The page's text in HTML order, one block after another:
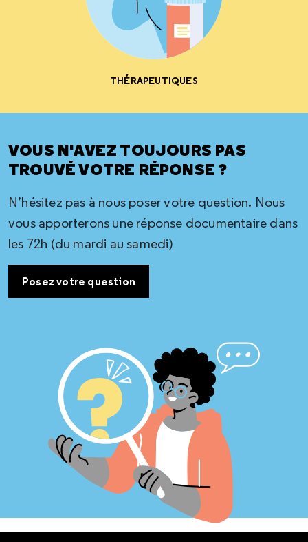
THÉRAPEUTIQUES
VOUS N'AVEZ TOUJOURS PAS
TROUVÉ VOTRE RÉPONSE ?
N’hésitez pas à nous poser votre question. Nous
vous apporterons une réponse documentaire dans
les 72h (du mardi au samedi)
Posez votre question